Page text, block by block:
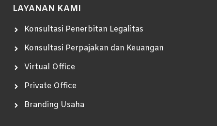
LAYANAN KAMI
Konsultasi Penerbitan Legalitas
Konsultasi Perpajakan dan Keuangan
Virtual Office
Private Office
Branding Usaha